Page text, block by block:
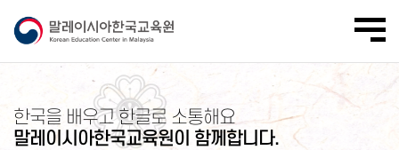
한국을 배우고 한글로 소통해요
말레이시아한국교육원이 함께합니다.